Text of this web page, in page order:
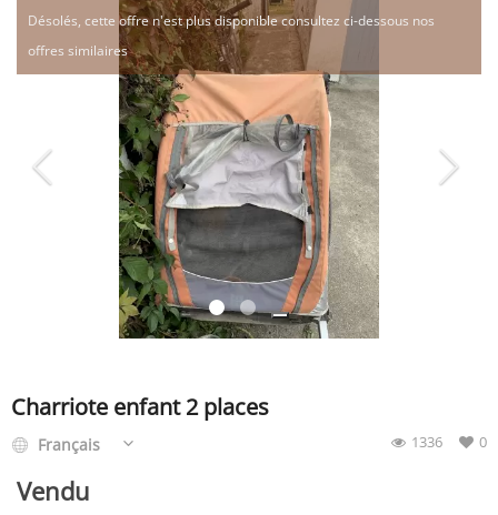
MAISON & JARDIN
SPORT & LOISIRS
VÉHICULE
ÉVÉNEMENT
BILLET & COVOIT'
Français
Désolés, cette offre n'est plus disponible consultez ci-dessous nos
offres similaires
Charriote enfant 2 places
0
1336
Français
Vendu